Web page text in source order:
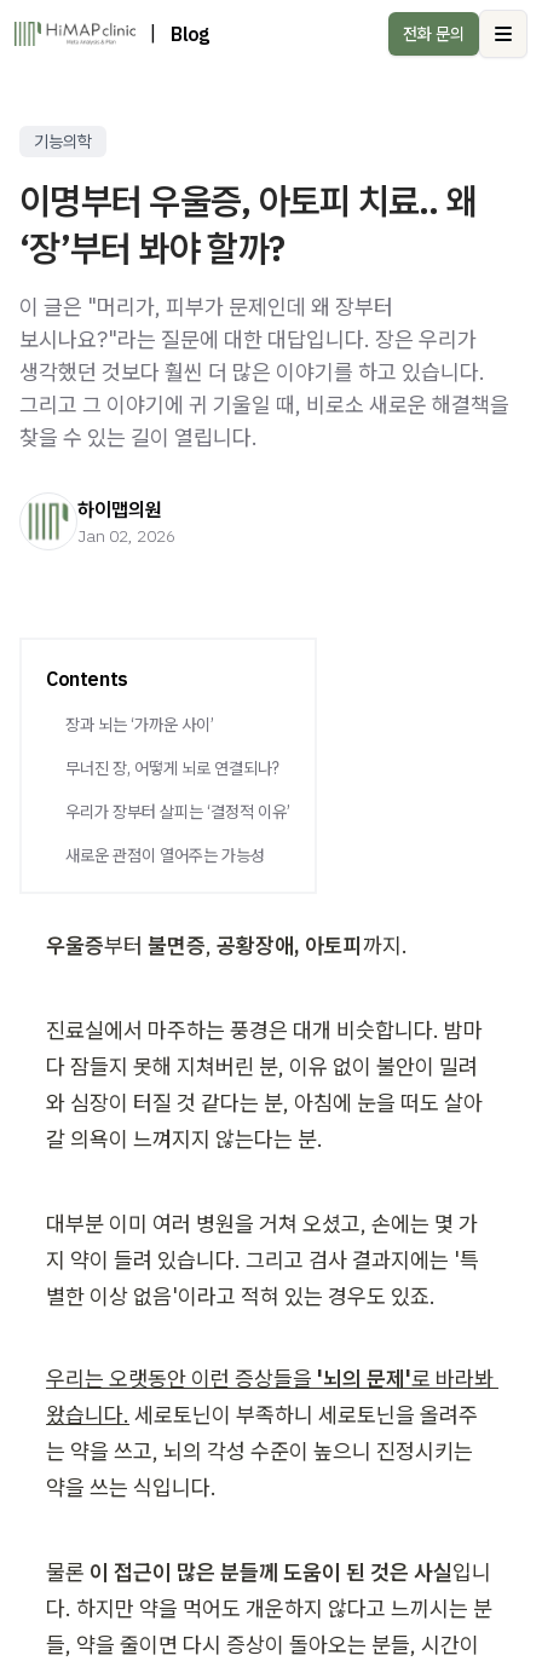
Blog 전화 문의
기능의학
이명부터 우울증, 아토피 치료.. 왜
‘장’부터 봐야 할까?
이 글은 "머리가, 피부가 문제인데 왜 장부터
보시나요?"라는 질문에 대한 대답입니다. 장은 우리가
생각했던 것보다 훨씬 더 많은 이야기를 하고 있습니다.
그리고 그 이야기에 귀 기울일 때, 비로소 새로운 해결책을
찾을 수 있는 길이 열립니다.
하이맵의원
Jan 02, 2026
Contents
장과 뇌는 ‘가까운 사이’
무너진 장, 어떻게 뇌로 연결되나?
우리가 장부터 살피는 ‘결정적 이유’
새로운 관점이 열어주는 가능성
우울증부터 불면증, 공황장애, 아토피까지.
진료실에서 마주하는 풍경은 대개 비슷합니다. 밤마
다 잠들지 못해 지쳐버린 분, 이유 없이 불안이 밀려
와 심장이 터질 것 같다는 분, 아침에 눈을 떠도 살아
갈 의욕이 느껴지지 않는다는 분.
대부분 이미 여러 병원을 거쳐 오셨고, 손에는 몇 가
지 약이 들려 있습니다. 그리고 검사 결과지에는 '특
별한 이상 없음'이라고 적혀 있는 경우도 있죠.
우리는 오랫동안 이런 증상들을 '뇌의 문제'로 바라봐
왔습니다. 세로토닌이 부족하니 세로토닌을 올려주
는 약을 쓰고, 뇌의 각성 수준이 높으니 진정시키는
약을 쓰는 식입니다.
물론 이 접근이 많은 분들께 도움이 된 것은 사실입니
다. 하지만 약을 먹어도 개운하지 않다고 느끼시는 분
들, 약을 줄이면 다시 증상이 돌아오는 분들, 시간이